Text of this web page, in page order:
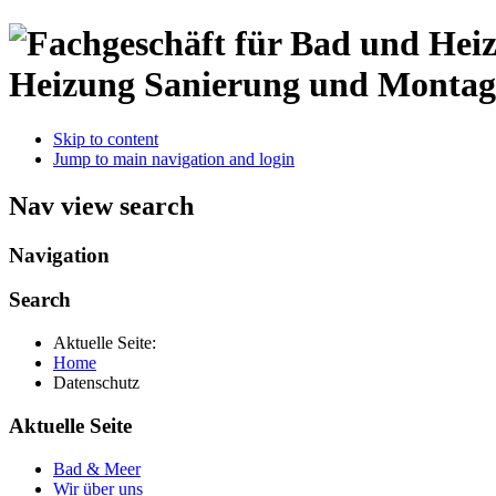
Heizung Sanierung und
Skip to content
Jump to main navigation and login
Nav view search
Navigation
Search
Aktuelle Seite:
Home
Datenschutz
Aktuelle Seite
Bad & Meer
Wir über uns